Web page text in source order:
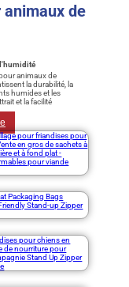
animaux de
l'humidité
animaux de
la durabilité, la
humides et les
et la facilité
pour friandises pour
en gros de sachets à
et à fond plat -
pour viande
Packaging Bags
Stand-up Zipper
pour chiens en
de nourriture pour
Stand Up Zipper